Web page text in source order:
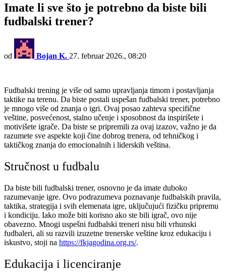
Imate li sve što je potrebno da biste bili
fudbalski trener?
od Bojan K. 27. februar 2026., 08:20
Fudbalski trening je više od samo upravljanja timom i postavljanja
taktike na terenu. Da biste postali uspešan fudbalski trener, potrebno
je mnogo više od znanja o igri. Ovaj posao zahteva specifične
veštine, posvećenost, stalno učenje i sposobnost da inspirišete i
motivišete igrače. Da biste se pripremili za ovaj izazov, važno je da
razumete sve aspekte koji čine dobrog trenera, od tehničkog i
taktičkog znanja do emocionalnih i liderskih veština.
Stručnost u fudbalu
Da biste bili fudbalski trener, osnovno je da imate duboko
razumevanje igre. Ovo podrazumeva poznavanje fudbalskih pravila,
taktika, strategija i svih elemenata igre, uključujući fizičku pripremu
i kondiciju. Iako može biti korisno ako ste bili igrač, ovo nije
obavezno. Mnogi uspešni fudbalski treneri nisu bili vrhunski
fudbaleri, ali su razvili izuzetne trenerske veštine kroz edukaciju i
iskustvo, stoji na https://fkjagodina.org.rs/.
Edukacija i licenciranje